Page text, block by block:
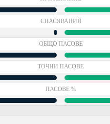
СПАСЯВАНИЯ
ОБЩО ПАСОВЕ
ТОЧНИ ПАСОВЕ
ПАСОВЕ %